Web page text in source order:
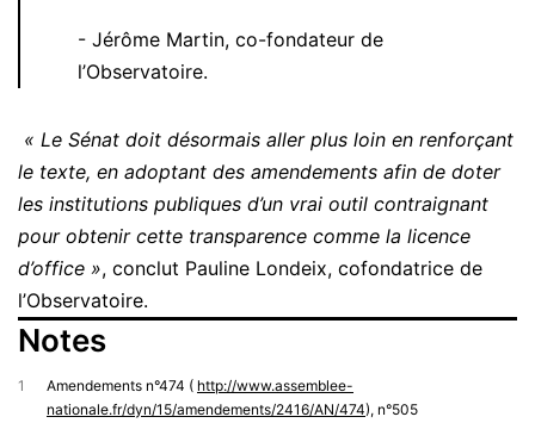
Jérôme Martin, co-fondateur de
l’Observatoire.
« Le Sénat doit désormais aller plus loin en renforçant
le texte, en adoptant des amendements afin de doter
les institutions publiques d’un vrai outil contraignant
pour obtenir cette transparence comme la licence
d’office », conclut Pauline Londeix, cofondatrice de
l’Observatoire.
Notes
1 Amendements n°474 ( http://www.assemblee-
nationale.fr/dyn/15/amendements/2416/AN/474), n°505